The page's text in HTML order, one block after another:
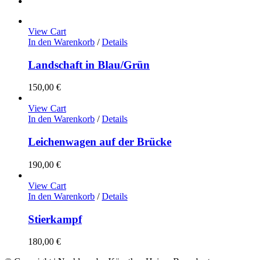
View Cart
In den Warenkorb / Details
Landschaft in Blau/Grün
150,00 €
View Cart
In den Warenkorb / Details
Leichenwagen auf der Brücke
190,00 €
View Cart
In den Warenkorb / Details
Stierkampf
180,00 €